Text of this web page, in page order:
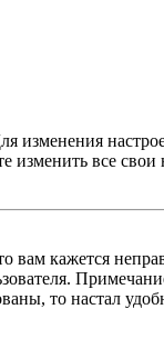
изменения
изменить все свои
вам кажется
то настал